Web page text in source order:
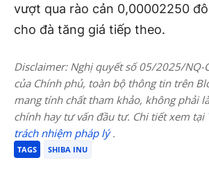
vượt qua rào cản 0,00002250
cho đà tăng giá tiếp theo.
Disclaimer: Nghị quyết số 05/2025/NQ-
của Chính phủ, toàn bộ thông tin trên
mang tính chất tham khảo, không phải
chính hay tư vấn đầu tư. Chi tiết xem tại
trách nhiệm pháp lý.
TAGS SHIBA INU